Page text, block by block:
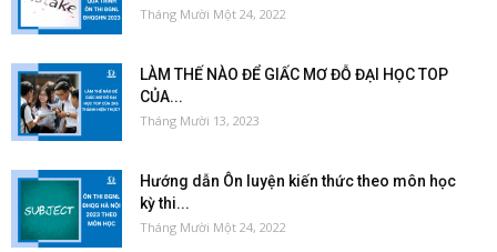
Tháng Mười Một 24, 2022
LÀM THẾ NÀO ĐỂ GIẤC MƠ ĐỖ ĐẠI HỌC TOP
CỦA...
Tháng Mười 13, 2023
Hướng dẫn Ôn luyện kiến thức theo môn học
kỳ thi...
Tháng Mười Một 24, 2022